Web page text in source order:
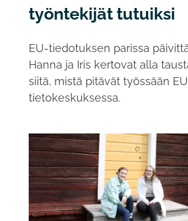
työntekijät tutuiksi
EU-tiedotuksen parissa
Hanna ja Iris kertovat alla
siitä, mistä pitävät työssään
tietokeskuksessa.